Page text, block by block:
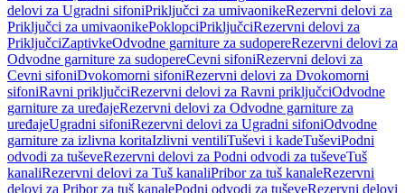
delovi za Ugradni sifoniPriključci za umivaonikeRezervni delovi za
Priključci za umivaonikePoklopciPriključciRezervni delovi za
PriključciZaptivkeOdvodne garniture za sudopereRezervni delovi za
Odvodne garniture za sudopereCevni sifoniRezervni delovi za
Cevni sifoniDvokomorni sifoniRezervni delovi za Dvokomorni
sifoniRavni priključciRezervni delovi za Ravni priključciOdvodne
garniture za uređajeRezervni delovi za Odvodne garniture za
uređajeUgradni sifoniRezervni delovi za Ugradni sifoniOdvodne
garniture za izlivna koritaIzlivni ventiliTuševi i kadeTuševiPodni
odvodi za tuševeRezervni delovi za Podni odvodi za tuševeTuš
kanaliRezervni delovi za Tuš kanaliPribor za tuš kanaleRezervni
delovi za Pribor za tuš kanalePodni odvodi za tuševeRezervni delovi